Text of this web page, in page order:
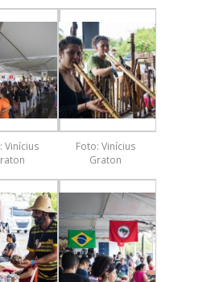
Vinícius
Foto: Vinícius
Graton